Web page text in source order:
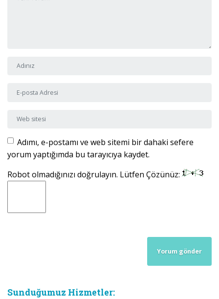
Adı ve Soyadı
E-posta Adresi
Web sitesi
Adımı, e-postamı ve web sitemi bir dahaki sefere
yorum yaptığımda bu tarayıcıya kaydet.
Robot olmadığınızı doğrulayın. Lütfen Çözünüz:
Sunduğumuz Hizmetler: